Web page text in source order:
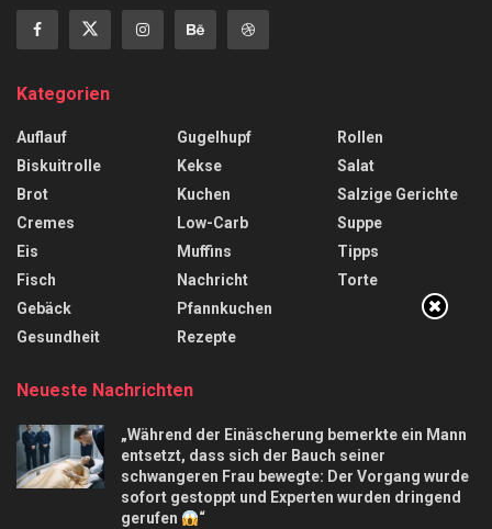
Kategorien
Auflauf
Biskuitrolle
Brot
Cremes
Eis
Fisch
Gebäck
Gesundheit
Gugelhupf
Kekse
Kuchen
Low-Carb
Muffins
Nachricht
Pfannkuchen
Rezepte
Rollen
Salat
Salzige Gerichte
Suppe
Tipps
Torte
Neueste Nachrichten
„Während der Einäscherung bemerkte ein Mann
entsetzt, dass sich der Bauch seiner
schwangeren Frau bewegte: Der Vorgang wurde
sofort gestoppt und Experten wurden dringend
gerufen
“